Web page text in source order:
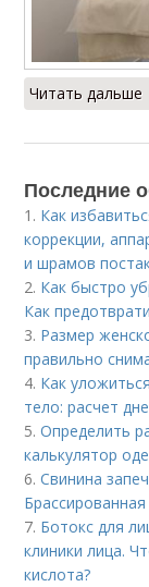
Читать
Последние
1. Как
коррекции,
и шрамов
2. Как быстро
Как
3. Размер
правильно
4. Как
тело: расчет
5.Определить
калькулятор
6.Свинина
7. Ботокс для
клиники лица.
кислота?